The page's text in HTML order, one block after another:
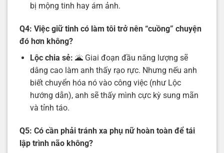
bị mộng tinh hay ám ảnh.
Q4: Việc giữ tinh có làm tôi trở nên “cuồng” chuyện
đó hơn không?
Lộc chia sẻ: 🌋 Giai đoạn đầu năng lượng sẽ
dâng cao làm anh thấy rạo rực. Nhưng nếu anh
biết chuyển hóa nó vào công việc (như Lộc
hướng dẫn), anh sẽ thấy mình cực kỳ sung mãn
và tỉnh táo.
Q5: Có cần phải tránh xa phụ nữ hoàn toàn để tái
lập trình não không?